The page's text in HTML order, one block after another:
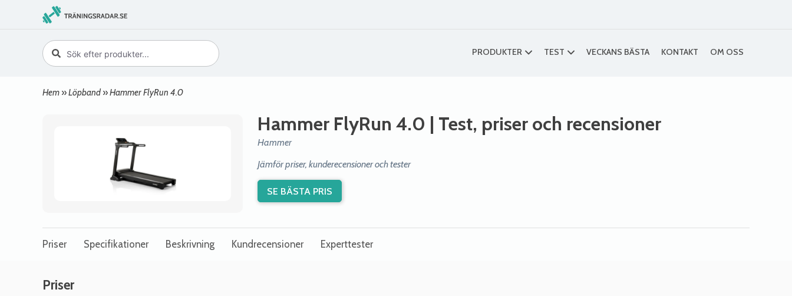
PRODUKTER TEST VECKANS BÄSTA KONTAKT OM OSS
Hem »Löpband »Hammer FlyRun 4.0
Hammer FlyRun 4.0 | Test, priser och recensioner
Hammer
Jämför priser, kunderecensioner och tester
SE BÄSTA PRIS
Priser Specifikationer Beskrivning Kundrecensioner Experttester
Priser